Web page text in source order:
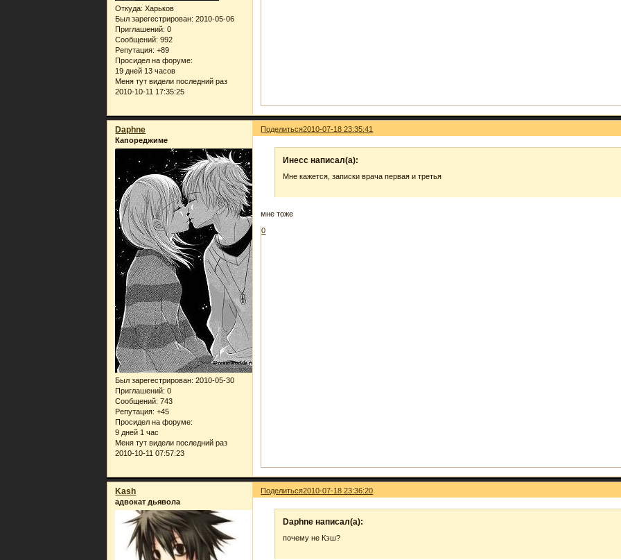
Откуда: Харьков
Был зарегестрирован: 2010-05-06
Приглашений: 0
Сообщений: 992
Репутация: +89
Просидел на форуме:
19 дней 13 часов
Меня тут видели последний раз
2010-10-11 17:35:25
Поделиться2010-07-18 23:35:41
Daphne
Капореджиме
Был зарегестрирован: 2010-05-30
Приглашений: 0
Сообщений: 743
Репутация: +45
Просидел на форуме:
9 дней 1 час
Меня тут видели последний раз
2010-10-11 07:57:23
Инеcc написал(а):
Мне кажется, записки врача первая и третья
мне тоже
0
Поделиться2010-07-18 23:36:20
Kash
адвокат дьявола
Daphne написал(а):
почему не Кэш?